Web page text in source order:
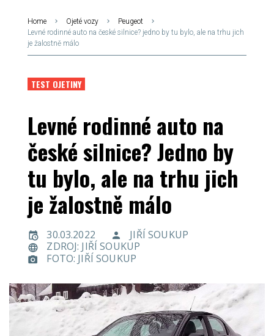
Home Ojeté vozy
Peugeot
Levné rodinné auto na české silnice? jedno by tu bylo, ale na trhu jich
je žalostně málo
TEST OJETINY
Levné rodinné auto na
české silnice? Jedno by
tu bylo, ale na trhu jich
je žalostně málo
30.03.2022
JIŘÍ SOUKUP
ZDROJ: JIŘÍ SOUKUP
FOTO: JIŘÍ SOUKUP